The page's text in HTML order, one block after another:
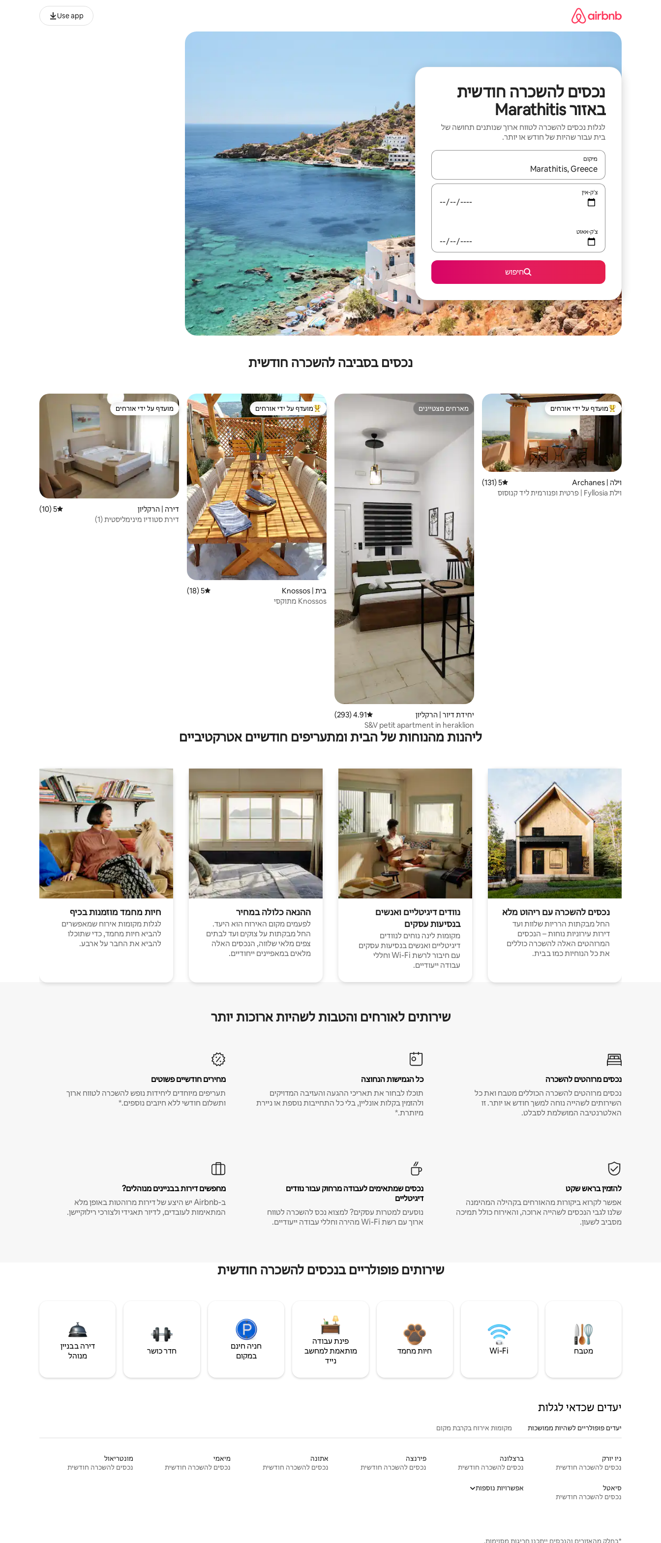
Use app
נכסים להשכרה חודשית
באזור Marathitis
לגלות נכסים להשכרה לטווח ארוך שנותנים תחושה של
בית עבור שהיות של חודש או יותר.
מיקום
כאשר התוצאות יהיו זמינות, יש לנווט עם מקשי החיצים למעלה ולמטה או לעיין בעזרת תנועות מגע או החלקה.
צ'ק-אין
צ'ק-אאוט
חיפוש
נכסים בסביבה להשכרה חודשית
מוביל בקרב נכסים מועדפים על ידי אורחים
מועדף על ידי אורחים
וילה | Archanes דירוג ממוצע של 5 מתוך 5, 131 ביקורות
5 (131)
וילת Fyllosia | פרטית ופנורמית ליד קנוסוס
מארחים מצטיינים
מארחים מצטיינים
יחידת דיור | הרקליון דירוג ממוצע של 4.91 מתוך 5, 293 ביקורות
4.91 (293)
S&V petit apartment in heraklion
מוביל בקרב נכסים מועדפים על ידי אורחים
מועדף על ידי אורחים
בית | Knossos דירוג ממוצע של 5 מתוך 5, 18 ביקורות
5 (18)
Knossos מתוקסי
מועדף על ידי אורחים
מועדף על ידי אורחים
דירה | הרקליון דירוג ממוצע של 5 מתוך 5, 10 ביקורות
5 (10)
דירת סטודיו מינימליסטית (1)
ליהנות מהנוחות של הבית ומתעריפים חודשיים אטרקטיביים
נכסים להשכרה עם ריהוט מלא
החל מבקתות הרריות שלוות ועד
דירות עירוניות נוחות – הנכסים
המרוהטים האלה להשכרה כוללים
את כל הנוחיות כמו בבית.
נוודים דיגיטליים ואנשים
בנסיעות עסקים
מקומות לינה נוחים לנוודים
דיגיטליים ואנשים בנסיעות עסקים
עם חיבור לרשת Wi-Fi וחללי
עבודה ייעודיים.
ההנאה כלולה במחיר
לפעמים מקום האירוח הוא היעד.
החל מבקתות על צוקים ועד לבתים
צפים מלאי שלווה, הנכסים האלה
מלאים במאפיינים ייחודיים.
חיות מחמד מוזמנות בכיף
לגלות מקומות אירוח שמאפשרים
להביא חיות מחמד, כדי שתוכלו
להביא את החבר על ארבע.
שירותים לאורחים והטבות לשהיות ארוכות יותר
נכסים מרוהטים להשכרה
נכסים מרוהטים להשכרה הכוללים מטבח ואת כל
השירותים לשהייה נוחה למשך חודש או יותר. זו
האלטרנטיבה המושלמת לסבלט.
כל הגמישות הנחוצה
תוכלו לבחור את תאריכי ההגעה והעזיבה המדויקים
ולהזמין בקלות אונליין, בלי כל התחייבות נוספת או ניירת
מיותרת.*
מחירים חודשיים פשוטים
תעריפים מיוחדים ליחידות נופש להשכרה לטווח ארוך
ותשלום חודשי ללא חיובים נוספים.*
להזמין בראש שקט
אפשר לקרוא ביקורות מהאורחים בקהילה המהימנה
שלנו לגבי הנכסים לשהייה ארוכה, והאירוח כולל תמיכה
מסביב לשעון.
נכסים שמתאימים לעבודה מרחוק עבור נוודים
דיגיטליים
נוסעים למטרות עסקים? למצוא נכס להשכרה לטווח
ארוך עם רשת Wi-Fi מהירה וחללי עבודה ייעודיים.
מחפשים דירות בבניינים מנוהלים?
ב-Airbnb יש היצע של דירות מרוהטות באופן מלא
המתאימות לעובדים, לדיור תאגידי ולצורכי רילוקיישן.
שירותים פופולריים בנכסים להשכרה חודשית
מטבח Wi‑Fi חיות מחמד
פינת עבודה
מותאמת למחשב
נייד
חניה חינם
במקום
חדר כושר
דירה בבניין
מנוהל
יעדים שכדאי לגלות
יעדים פופולריים לשהיות ממושכות מקומות אירוח בקרבת מקום
ניו יורק
נכסים להשכרה חודשית
ברצלונה
נכסים להשכרה חודשית
פירנצה
נכסים להשכרה חודשית
אתונה
נכסים להשכרה חודשית
מיאמי
נכסים להשכרה חודשית
מונטריאול
נכסים להשכרה חודשית
סיאטל
נכסים להשכרה חודשית
אפשרויות נוספות
*בחלק מהאזורים והנכסים ייתכנו חריגות מסוימות.